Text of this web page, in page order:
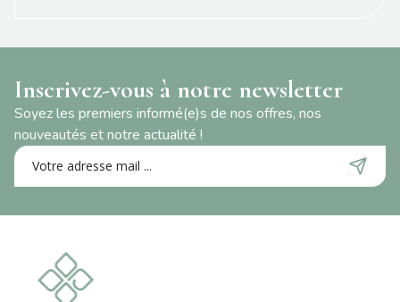
Inscrivez-vous à notre newsletter
Soyez les premiers informé(e)s de nos offres, nos
nouveautés et notre actualité !